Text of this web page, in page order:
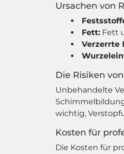
Ursachen von
Fett: Fett
Verzerrte
Die Risiken
Unbehandelte
wichtig,
Kosten für
Die Kosten für